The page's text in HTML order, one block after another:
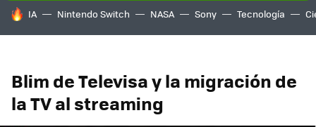
HOY SE HABLA DE
IA Nintendo Switch NASA Sony Tecnología
Blim de Televisa y la migración de
la TV al streaming